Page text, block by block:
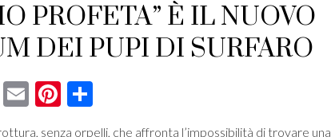
PROFETA” È IL NUOVO
DEI PUPI DI SURFARO
Twitter
EmailPinterest
senza orpelli, che affronta l’impossibilità di trovare una